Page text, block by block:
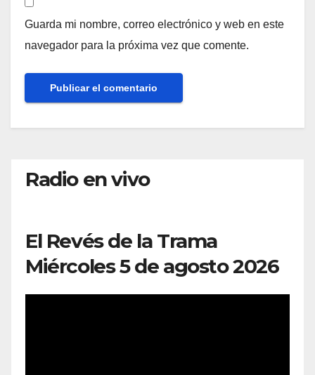
Guarda mi nombre, correo electrónico y web en este
navegador para la próxima vez que comente.
Radio en vivo
El Revés de la Trama
Miércoles 5 de agosto 2026